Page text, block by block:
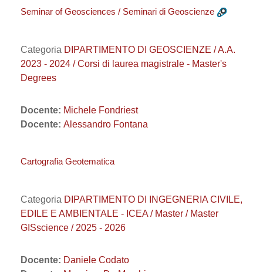
Seminar of Geosciences / Seminari di Geoscienze
Categoria DIPARTIMENTO DI GEOSCIENZE / A.A.
2023 - 2024 / Corsi di laurea magistrale - Master's
Degrees
Docente: Michele Fondriest
Docente: Alessandro Fontana
Cartografia Geotematica
Categoria DIPARTIMENTO DI INGEGNERIA CIVILE,
EDILE E AMBIENTALE - ICEA / Master / Master
GISscience / 2025 - 2026
Docente: Daniele Codato